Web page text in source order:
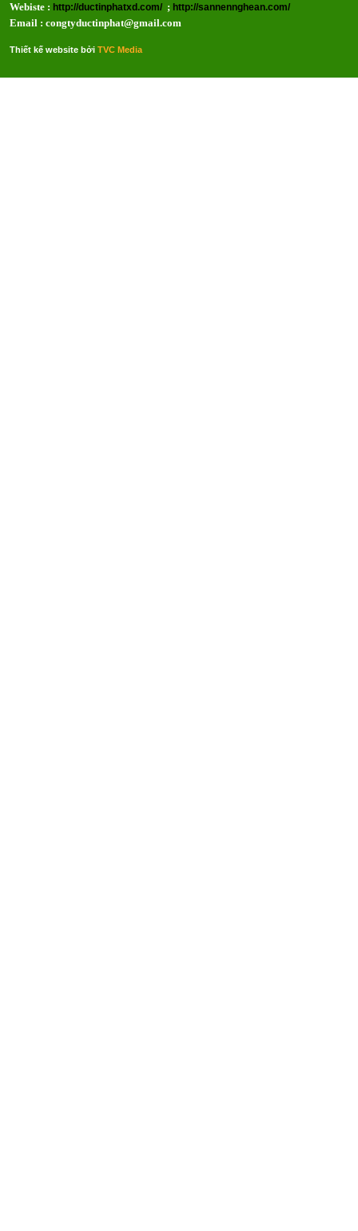
Webiste : http://ductinphatxd.com/ ; http://sannennghean.com/
Email : congtyductinphat@gmail.com
Thiết kế website bởi TVC Media